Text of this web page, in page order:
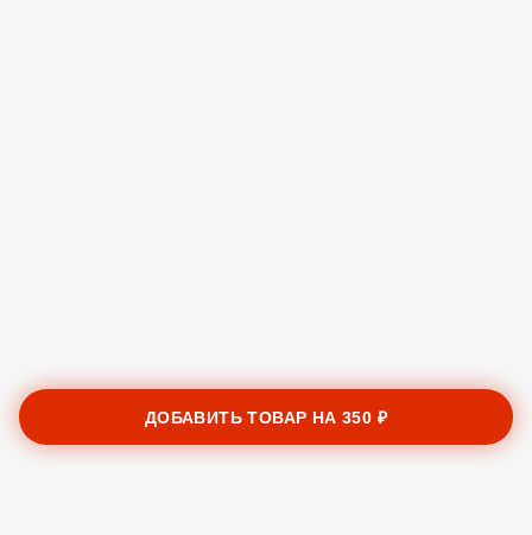
ДОБАВИТЬ ТОВАР НА350 ₽